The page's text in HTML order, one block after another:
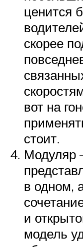
ценится
скорее
вот на
стоит.
Модуляр
в одном,
и
модель